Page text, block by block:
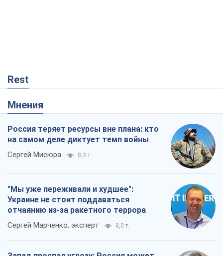
Rest
Мнения
Россия теряет ресурсы вне плана: кто
на самом деле диктует темп войны
Сергей Мисюра 8,3 т.
"Мы уже переживали и худшее":
Украине не стоит поддаваться
отчаянию из-за ракетного террора
Сергей Марченко, эксперт 8,0 т.